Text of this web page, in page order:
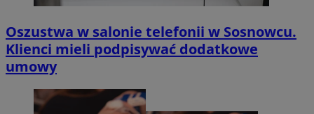
Oszustwa w salonie telefonii w Sosnowcu.
Klienci mieli podpisywać dodatkowe
umowy